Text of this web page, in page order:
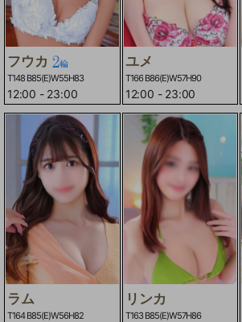
フウカ
T148 B85(E)W55H83
12:00 - 23:00
ユメ
T166 B86(E)W57H90
12:00 - 23:00
ラム
T164 B85(E)W56H82
リンカ
T163 B85(E)W57H86